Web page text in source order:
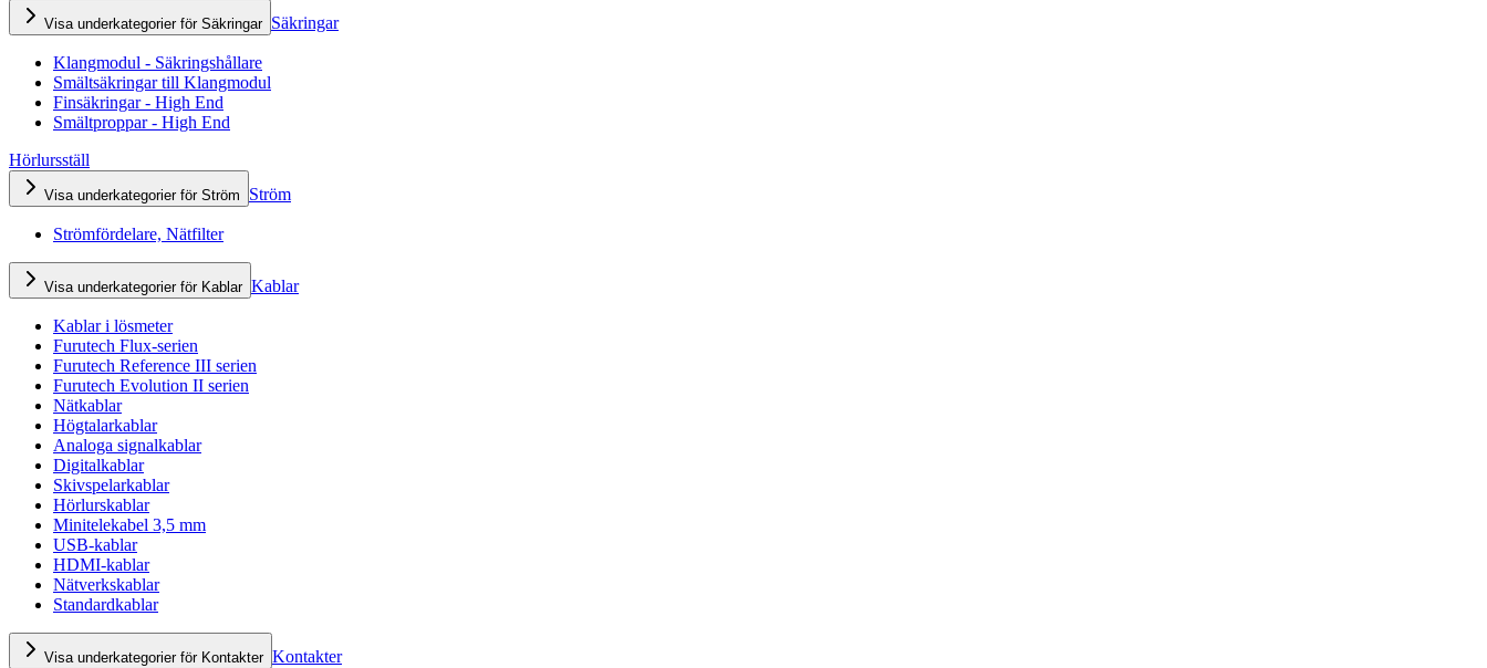
Visa underkategorier för Säkringar Säkringar
Klangmodul - Säkringshållare
Smältsäkringar till Klangmodul
Finsäkringar - High End
Smältproppar - High End
Hörlursställ
Visa underkategorier för Ström Ström
Strömfördelare, Nätfilter
Visa underkategorier för Kablar Kablar
Kablar i lösmeter
Furutech Flux-serien
Furutech Reference III serien
Furutech Evolution II serien
Nätkablar
Högtalarkablar
Analoga signalkablar
Digitalkablar
Skivspelarkablar
Hörlurskablar
Minitelekabel 3,5 mm
USB-kablar
HDMI-kablar
Nätverkskablar
Standardkablar
Visa underkategorier för Kontakter Kontakter